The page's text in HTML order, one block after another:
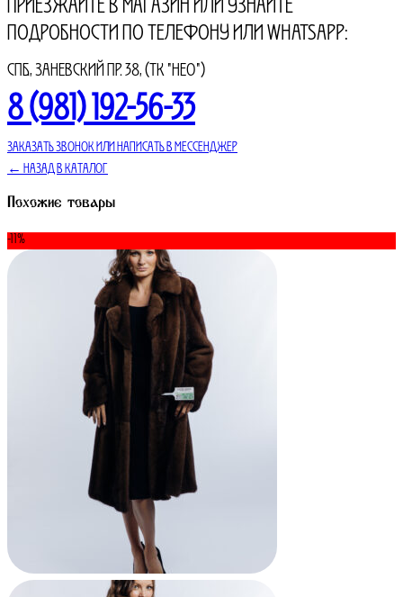
Приезжайте в магазин или узнайте
подробности по телефонуили WHATSAPP:
СПБ., Заневский пр. 38, (ТК "НЕО")
8 (981) 192-56-33
Заказать звонок или написать в мессенджер
← Назад в Каталог
Похожие товары
-11%